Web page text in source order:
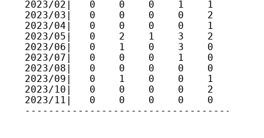
2023/02|   0    0    0    1    1    1
2023/03|   0    0    0    0    2    1
2023/04|   0    0    0    0    1    0
2023/05|   0    2    1    3    2    1
2023/06|   0    1    0    3    0    0
2023/07|   0    0    0    1    0    0
2023/08|   0    0    0    0    0    1
2023/09|   0    1    0    0    1    8
2023/10|   0    0    0    0    2    1
2023/11|   0    0    0    0    0    0